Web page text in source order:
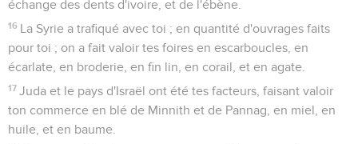
échange des dents d'ivoire, et de l'ébène.
16 La Syrie a trafiqué avec toi ; en quantité d'ouvrages faits
pour toi ; on a fait valoir tes foires en escarboucles, en
écarlate, en broderie, en fin lin, en corail, et en agate.
17 Juda et le pays d'Israël ont été tes facteurs, faisant valoir
ton commerce en blé de Minnith et de Pannag, en miel, en
huile, et en baume.